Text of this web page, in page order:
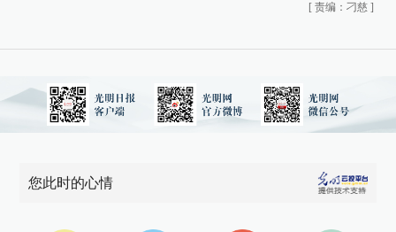
[ 责编：刁慈 ]
您此时的心情